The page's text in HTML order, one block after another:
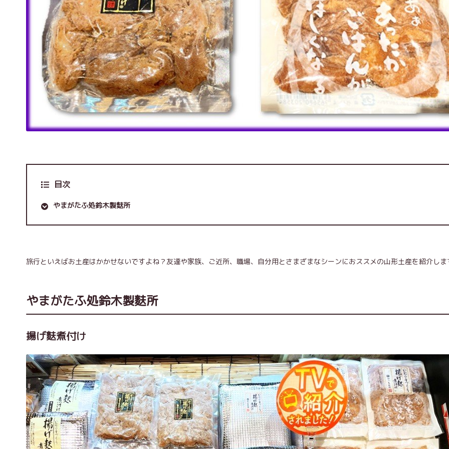
目次
やまがたふ処鈴木製麩所
旅行といえばお土産はかかせないですよね？友達や家族、ご近所、職場、自分用とさまざまなシーンにおススメの山形土産を紹介しま
やまがたふ処鈴木製麩所
揚げ麩煮付け